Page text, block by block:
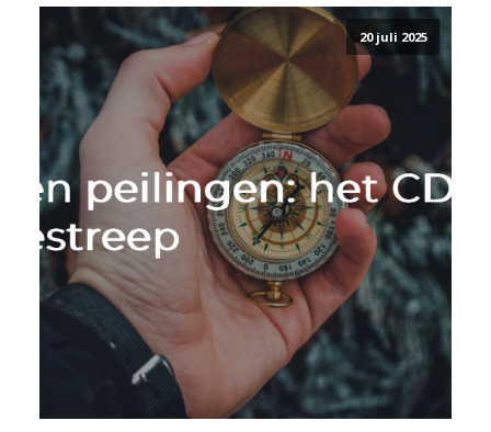
20 juli 2025